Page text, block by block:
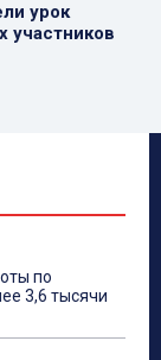
урок
участников
по
3,6 тысячи